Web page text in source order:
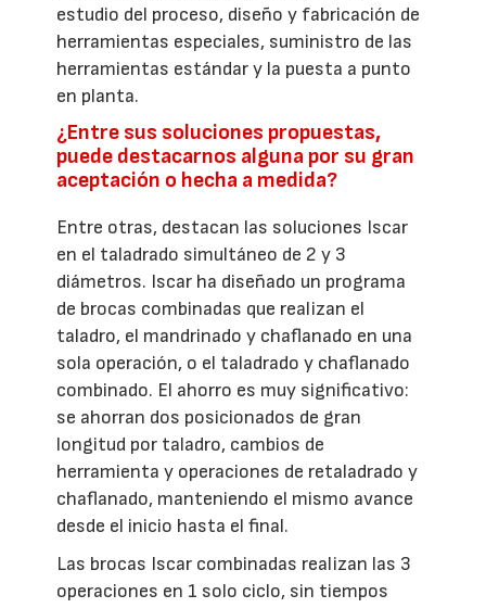
estudio del proceso, diseño y fabricación de
herramientas especiales, suministro de las
herramientas estándar y la puesta a punto
en planta.
¿Entre sus soluciones propuestas,
puede destacarnos alguna por su gran
aceptación o hecha a medida?
Entre otras, destacan las soluciones Iscar
en el taladrado simultáneo de 2 y 3
diámetros. Iscar ha diseñado un programa
de brocas combinadas que realizan el
taladro, el mandrinado y chaflanado en una
sola operación, o el taladrado y chaflanado
combinado. El ahorro es muy significativo:
se ahorran dos posicionados de gran
longitud por taladro, cambios de
herramienta y operaciones de retaladrado y
chaflanado, manteniendo el mismo avance
desde el inicio hasta el final.
Las brocas Iscar combinadas realizan las 3
operaciones en 1 solo ciclo, sin tiempos